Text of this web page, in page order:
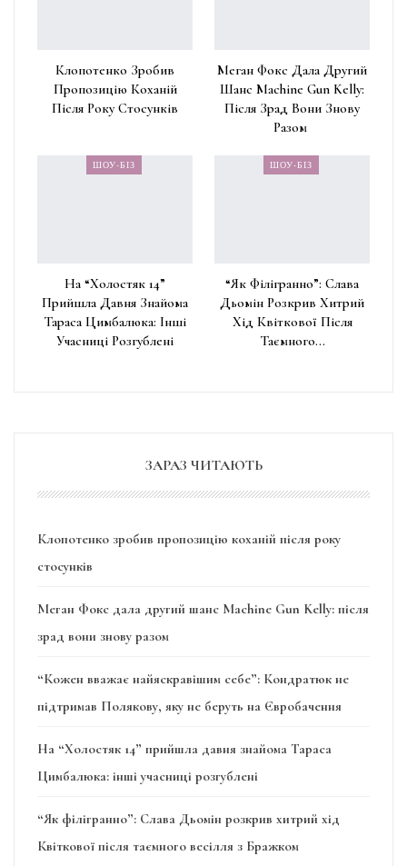
Клопотенко Зробив
Пропозицію Коханій
Після Року Стосунків
Меган Фокс Дала Другий
Шанс Machine Gun Kelly:
Після Зрад Вони Знову
Разом
ШОУ-БІЗ
На “Холостяк 14”
Прийшла Давня Знайома
Тараса Цимбалюка: Інші
Учасниці Розгублені
ШОУ-БІЗ
“Як Філігранно”: Слава
Дьомін Розкрив Хитрий
Хід Квіткової Після
Таємного…
ЗАРАЗ ЧИТАЮТЬ
Клопотенко зробив пропозицію коханій після року
стосунків
Меган Фокс дала другий шанс Machine Gun Kelly: після
зрад вони знову разом
“Кожен вважає найяскравішим себе”: Кондратюк не
підтримав Полякову, яку не беруть на Євробачення
На “Холостяк 14” прийшла давня знайома Тараса
Цимбалюка: інші учасниці розгублені
“Як філігранно”: Слава Дьомін розкрив хитрий хід
Квіткової після таємного весілля з Бражком